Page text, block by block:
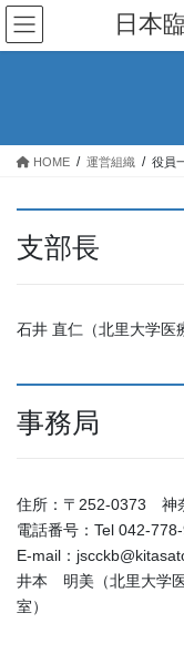
コ
ン
テ
ス
ナ
ビ
ゲ
ン
日本
HOME 運営組織 役員
支部長
石井 直仁（北里大学医
事務局
住所：〒252-0373 神
電話番号：Tel 042-
E-mail：
井本 明美（北里大学
室）